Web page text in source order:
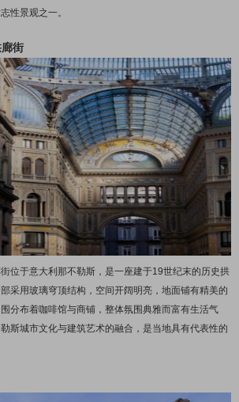
性景观之一。
街
位于意大利那不勒斯，是一座建于19世纪末的历史拱
采用玻璃穹顶结构，空间开阔明亮，地面铺有精美的
分布着咖啡馆与商铺，整体氛围典雅而富有生活气
斯城市文化与建筑艺术的融合，是当地具有代表性的